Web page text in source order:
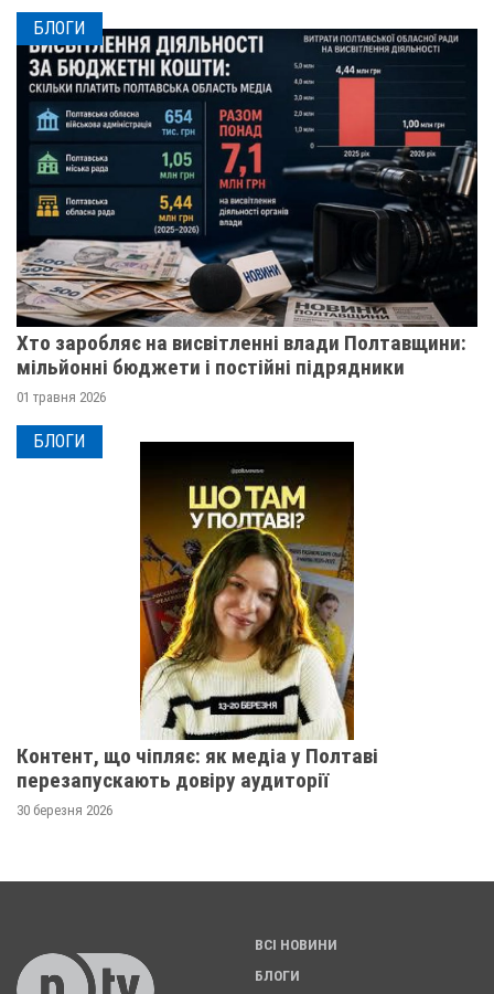
БЛОГИ
Хто заробляє на висвітленні влади Полтавщини:
мільйонні бюджети і постійні підрядники
01 травня 2026
БЛОГИ
Контент, що чіпляє: як медіа у Полтаві
перезапускають довіру аудиторії
30 березня 2026
ВСІ НОВИНИ
БЛОГИ